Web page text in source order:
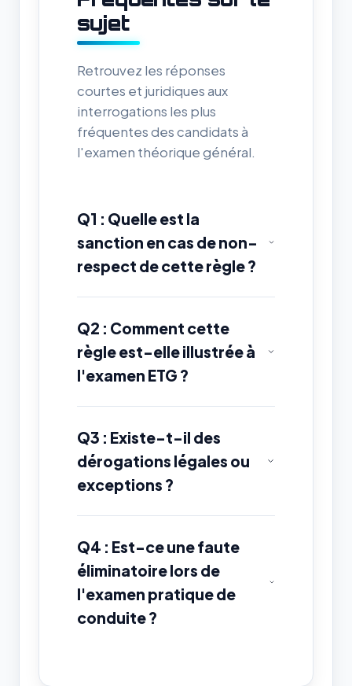
sujet
Retrouvez les réponses
courtes et juridiques aux
interrogations les plus
fréquentes des candidats à
l'examen théorique général.
Q1 : Quelle est la
sanction en cas de non-
respect de cette règle ?
Q2 : Comment cette
règle est-elle illustrée à
l'examen ETG ?
Q3 : Existe-t-il des
dérogations légales ou
exceptions ?
Q4 : Est-ce une faute
éliminatoire lors de
l'examen pratique de
conduite ?